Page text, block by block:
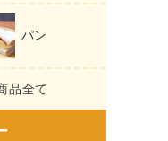
パン
品全て
ッカー